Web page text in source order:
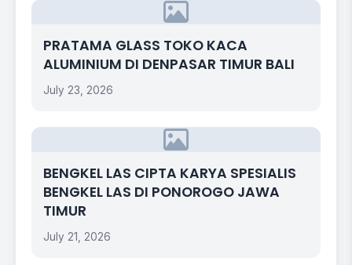
PRATAMA GLASS TOKO KACA
ALUMINIUM DI DENPASAR TIMUR BALI
July 23, 2026
BENGKEL LAS CIPTA KARYA SPESIALIS
BENGKEL LAS DI PONOROGO JAWA
TIMUR
July 21, 2026